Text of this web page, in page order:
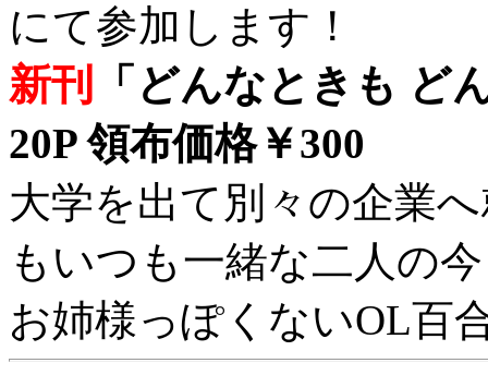
にて参加します！
新刊
「どんなときも ど
20P 領布価格￥300
大学を出て別々の企業
もいつも一緒な二人の
お姉様っぽくないOL百